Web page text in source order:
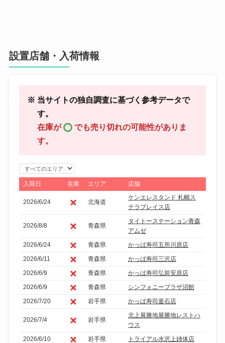
設置店舗・入荷情報
※ 当サイトの独自調査に基づく参考データで
す。
在庫が
でも売り切れの可能性がありま
す。
エ
リ
ア
で
り
込
み
入荷日 在庫 エリア 店舗
2026/6/24 北海道
ケンエレスタンド 札幌ス
テラプレイス店
2026/8/8 青森県
タイトーステーション青森
アムゼ
2026/6/24
青森県
かっぱ寿司五所川原店
2026/6/11
青森県
かっぱ寿司三沢店
2026/6/9
青森県
かっぱ寿司弘前安原店
2026/6/9
青森県
シンフォニープラザ沼館
2026/7/20
岩手県 かっぱ寿司釜石店
2026/7/4 岩手県
北上展勝地展勝地レストハ
ウス
2026/6/10
岩手県 トライアル水沢上姉体店